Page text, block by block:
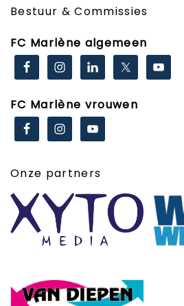
Bestuur & Commissies
FC Marlène algemeen
FC Marlène vrouwen
Onze partners